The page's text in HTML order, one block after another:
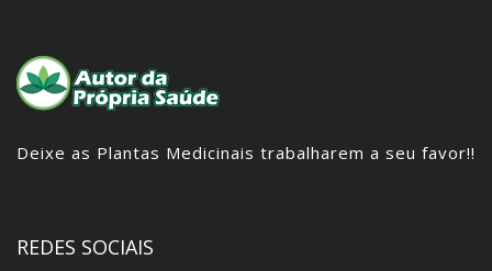
Deixe as Plantas Medicinais trabalharem a seu favor!!
REDES SOCIAIS